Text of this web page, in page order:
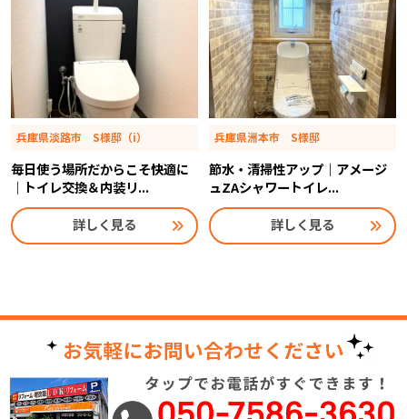
兵庫県淡路市 S様邸（i）
毎日使う場所だからこそ快適に
｜トイレ交換＆内装リ...
詳しく見る
兵庫県洲本市 S様邸
節水・清掃性アップ｜アメージ
ュZAシャワートイレ...
詳しく見る